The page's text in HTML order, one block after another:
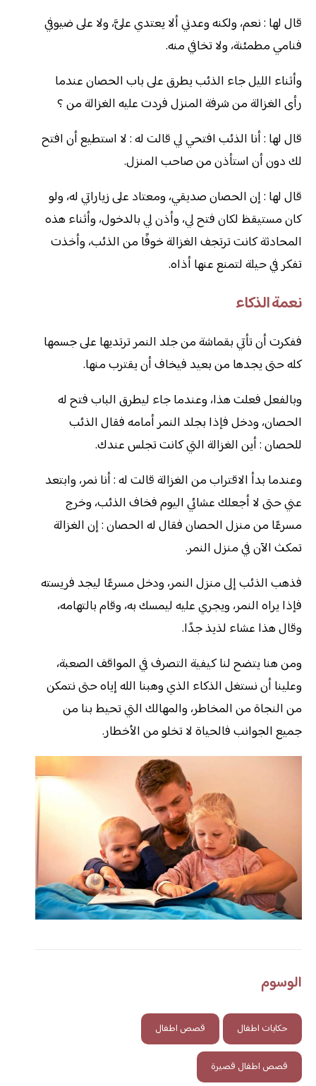
قال لها : نعم، ولكنه وعدني ألا يعتدي علىَّ، ولا على ضيوفي
فنامي مطمئنة، ولا تخافي منه.
وأثناء الليل جاء الذئب يطرق على باب الحصان عندما
رأى الغزالة من شرفة المنزل فردت عليه الغزالة من ؟
قال لها : أنا الذئب افتحي لي قالت له : لا استطيع أن افتح
لك دون أن استأذن من صاحب المنزل.
قال لها : إن الحصان صديقي، ومعتاد على زياراتي له، ولو
كان مستيقظ لكان فتح لي، وأذن لي بالدخول، وأثناء هذه
المحادثة كانت ترتجف الغزالة خوفًا من الذئب، وأخذت
تفكر في حيلة لتمنع عنها أذاه.
نعمة الذكاء
ففكرت أن تأتي بقماشة من جلد النمر ترتديها على جسمها
كله حتى يجدها من بعيد فيخاف أن يقترب منها.
وبالفعل فعلت هذا، وعندما جاء ليطرق الباب فتح له
الحصان، ودخل فإذا بجلد النمر أمامه فقال الذئب
للحصان : أين الغزالة التي كانت تجلس عندك.
وعندما بدأ الاقتراب من الغزالة قالت له : أنا نمر، وابتعد
عني حتى لا أجعلك عشائي اليوم فخاف الذئب، وخرج
مسرعًا من منزل الحصان فقال له الحصان : إن الغزالة
تمكث الآن في منزل النمر.
فذهب الذئب إلى منزل النمر، ودخل مسرعًا ليجد فريسته
فإذا يراه النمر، ويجري عليه ليمسك به، وقام بالتهامه،
وقال هذا عشاء لذيذ جدًا.
ومن هنا يتضح لنا كيفية التصرف في المواقف الصعبة،
وعلينا أن نستغل الذكاء الذي وهبنا الله إياه حتى نتمكن
من النجاة من المخاطر، والمهالك التي تحيط بنا من
جميع الجوانب فالحياة لا تخلو من الأخطار.
الوسوم
حكايات اطفال قصص اطفال
قصص اطفال قصيرة